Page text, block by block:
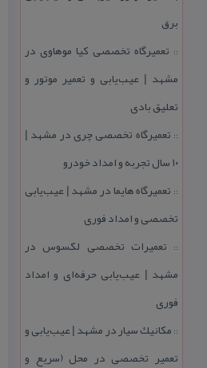
برق
:: تعمیرگاه تخصصی كیا موهاوی در
مشهد | عیب‌یابی و تعمیر موتور و
تعلیق بادی
:: تعمیرگاه تخصصی چری در مشهد |
۱۰ سال تجربه و امداد خودرو
:: تعمیرگاه هایما در مشهد | عیب‌یابی
تخصصی و امداد فوری
:: تعمیرات تخصصی لكسوس در
مشهد | عیب‌یابی حرفه‌ای و امداد
فوری
:: مكانیك سیار در مشهد | عیب‌یابی و
تعمیر تخصصی در محل (سریع و